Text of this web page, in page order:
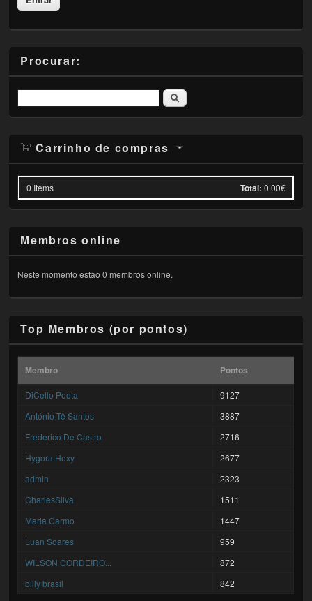
Procurar:
Pesquisar
Carrinho de compras
0 Items Total: 0.00€
Membros online
Neste momento estão 0 membros online.
Top Membros (por pontos)
Membro Pontos
DiCello Poeta
9127
António Tê Santos
3887
Frederico De Castro
2716
Hygora Hoxy
2677
admin
2323
CharlesSilva
1511
Maria Carmo
1447
Luan Soares
959
WILSON CORDEIRO...
872
billy brasil
842